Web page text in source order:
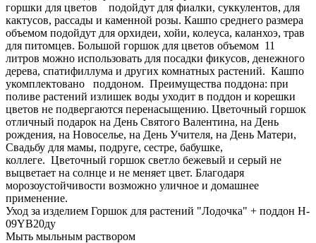
горшки для цветов подойдут для фиалки, суккулентов, для
кактусов, рассады и каменной розы. Кашпо среднего размера
объемом подойдут для орхидеи, хойи, колеуса, каланхоэ, трав
для питомцев. Большой горшок для цветов объемом 11
литров можно использовать для посадки фикусов, денежного
дерева, спатифиллума и других комнатных растений. Кашпо
укомплектовано поддоном. Преимущества поддона: при
поливе растений излишек воды уходит в поддон и корешки
цветов не подвергаются перенасыщению. Цветочный горшок
отличный подарок на День Святого Валентина, на День
рождения, на Новоселье, на День Учителя, на День Матери,
Свадьбу для мамы, подруге, сестре, бабушке,
коллеге. Цветочный горшок светло бежевый и серый не
выцветает на солнце и не меняет цвет. Благодаря
морозоустойчивости возможно уличное и домашнее
применение.
Уход за изделием Горшок для растений "Лодочка" + поддон H-
09YB20ду
Мыть мыльным раствором